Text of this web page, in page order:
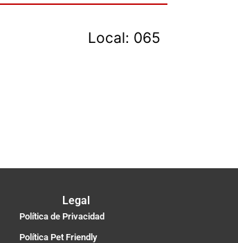
Local: 065
Legal
Política de Privacidad
Política Pet Friendly